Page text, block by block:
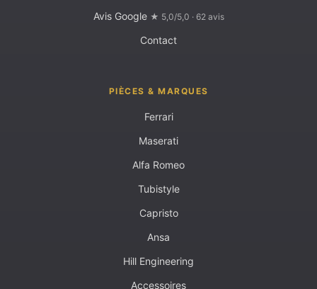
Avis Google ★ 5,0/5,0 · 62 avis
Contact
PIÈCES & MARQUES
Ferrari
Maserati
Alfa Romeo
Tubistyle
Capristo
Ansa
Hill Engineering
Accessoires